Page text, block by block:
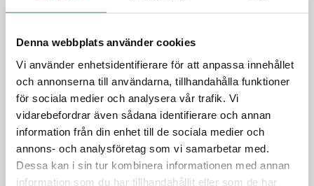
Denna webbplats använder cookies
Vi använder enhetsidentifierare för att anpassa innehållet
och annonserna till användarna, tillhandahålla funktioner
för sociala medier och analysera vår trafik. Vi
vidarebefordrar även sådana identifierare och annan
information från din enhet till de sociala medier och
annons- och analysföretag som vi samarbetar med.
Dessa kan i sin tur kombinera informationen med annan
information som du har tillhandahållit eller som de har
High performance
Power fail Management
DATASHEET
PRODUCT INQUIRY